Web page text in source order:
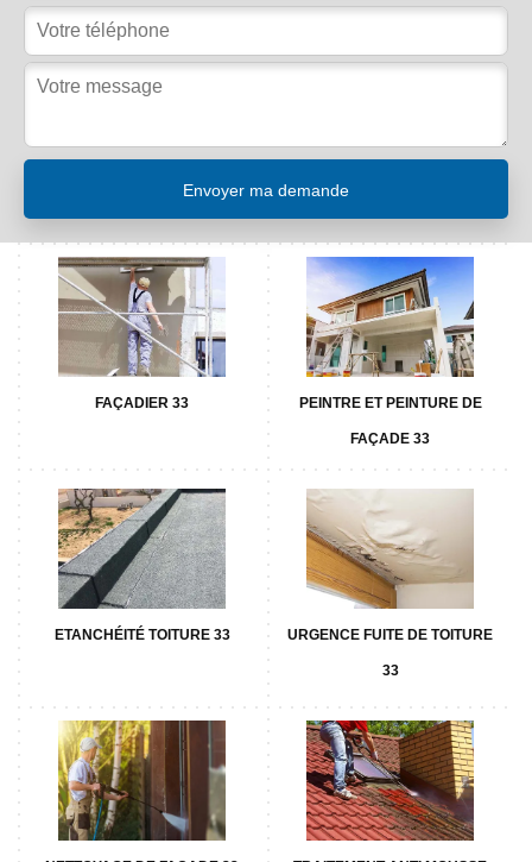
FAÇADIER 33 PEINTRE ET PEINTURE DE
FAÇADE 33
ETANCHÉITÉ TOITURE 33 URGENCE FUITE DE TOITURE
33